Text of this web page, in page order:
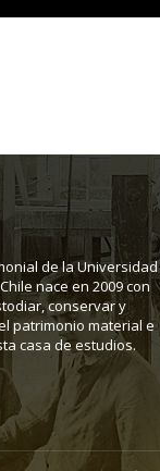
de la Universidad
nace en 2009 con
conservar y
patrimonio material e
casa de estudios.